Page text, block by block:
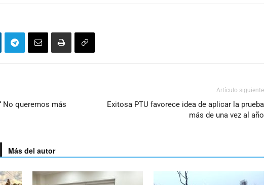
No queremos más
Artículo siguiente
Exitosa PTU favorece idea de aplicar la prueba
más de una vez al año
Más del autor